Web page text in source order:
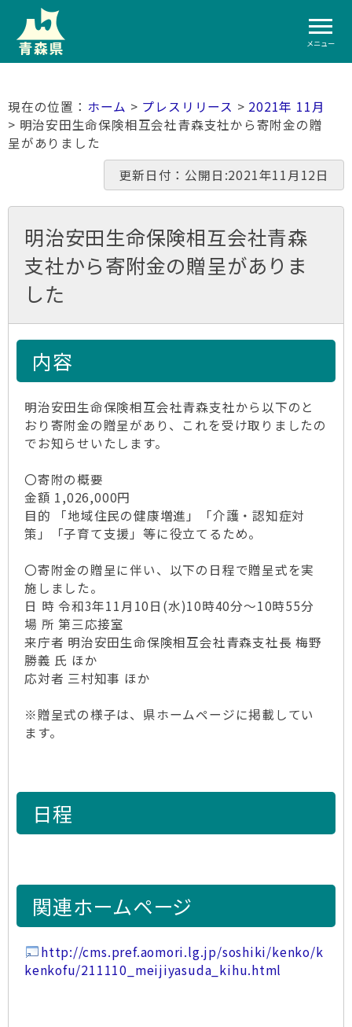
メニュー
ホーム > プレスリリース > 2021年 11月
> 明治安田生命保険相互会社青森支社から寄附金の贈
呈がありました
更新日付：公開日:2021年11月12日
明治安田生命保険相互会社青森
支社から寄附金の贈呈がありま
した
内容
明治安田生命保険相互会社青森支社から以下のと
おり寄附金の贈呈があり、これを受け取りましたの
でお知らせいたします。
〇寄附の概要
金額 1,026,000円
目的 「地域住民の健康増進」「介護・認知症対
策」「子育て支援」等に役立てるため。
〇寄附金の贈呈に伴い、以下の日程で贈呈式を実
施しました。
日 時 令和3年11月10日(水)10時40分～10時55分
場 所 第三応接室
来庁者 明治安田生命保険相互会社青森支社長 梅野
勝義 氏 ほか
応対者 三村知事 ほか
※贈呈式の様子は、県ホームページに掲載してい
ます。
日程
関連ホームページ
http://cms.pref.aomori.lg.jp/soshiki/kenko/k
kenkofu/211110_meijiyasuda_kihu.html